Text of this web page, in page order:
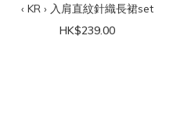
‹ KR › 入肩直紋針織長裙set
HK$239.00